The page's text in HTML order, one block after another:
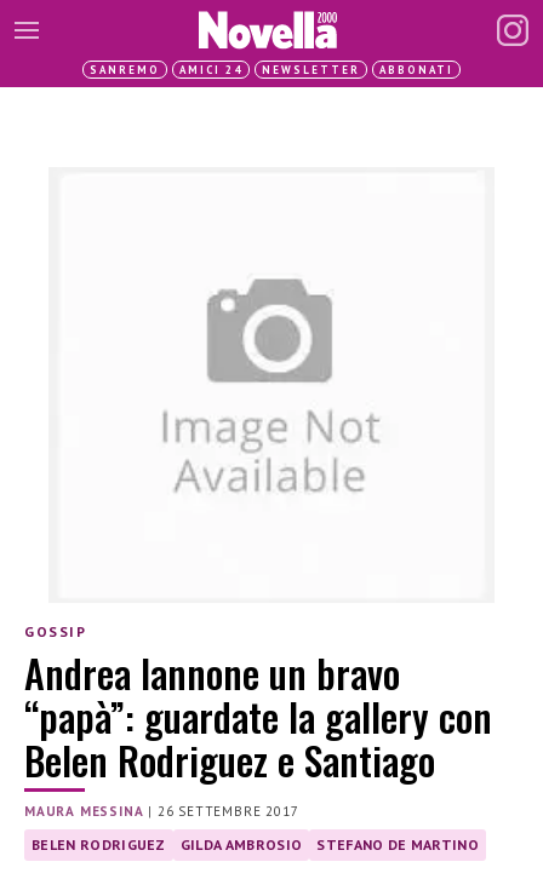
SANREMO AMICI 24 NEWSLETTER ABBONATI
GOSSIP
Andrea Iannone un bravo
“papà”: guardate la gallery con
Belen Rodriguez e Santiago
MAURA MESSINA | 26 SETTEMBRE 2017
BELEN RODRIGUEZ GILDA AMBROSIO STEFANO DE MARTINO